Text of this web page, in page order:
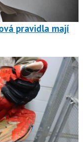
pravidla mají